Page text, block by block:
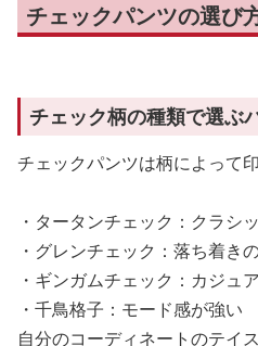
チェックパンツの選び
チェック柄の種類で選ぶ
チェックパンツは柄によって
・タータンチェック：クラシ
・グレンチェック：落ち着き
・ギンガムチェック：カジュ
・千鳥格子：モード感が強い
自分のコーディネートのテイ